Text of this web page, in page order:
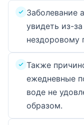
Заболевание
увидеть из-
нездоровому
Также
ежедневные
воде не
образом.